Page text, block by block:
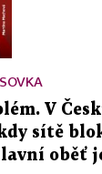
V
sítě
oběť